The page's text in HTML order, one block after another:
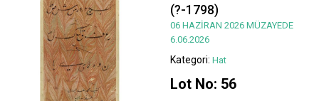
(?-1798)
06 HAZİRAN 2026 MÜZAYEDE
6.06.2026
Kategori: Hat
Lot No: 56